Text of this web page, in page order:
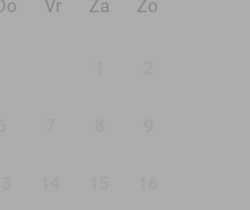
Do Vr Za Zo